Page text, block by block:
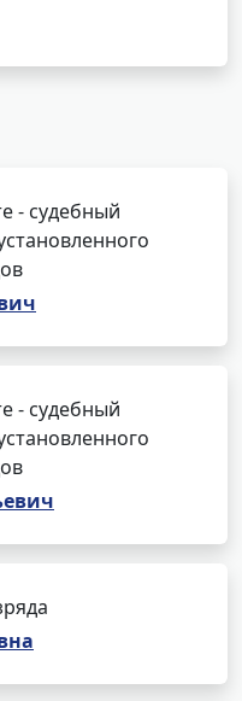
- судебный
- судебный